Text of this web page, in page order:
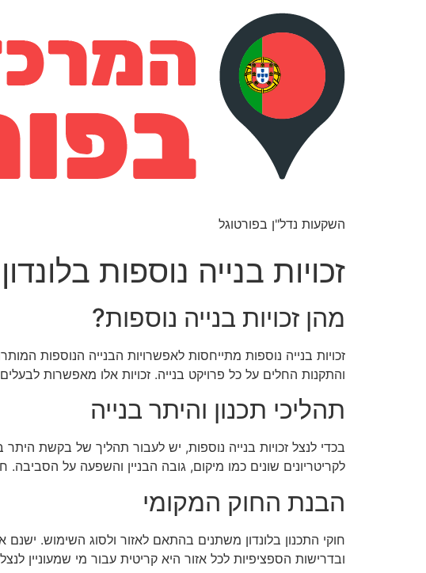
השקעות נדל"ן בפורטוגל
זכויות בנייה נוספות
מהן זכויות בנייה נוספות?
זכויות בנייה נוספות מתייחסות לאפשרויות הבנייה הנוספות
והתקנות החלים על כל פרויקט בנייה. זכויות אלו מאפשרות
תהליכי תכנון והיתר בנייה
בכדי לנצל זכויות בנייה נוספות, יש לעבור תהליך של בקשת
לקריטריונים שונים כמו מיקום, גובה הבניין והשפעה על
הבנת החוק המקומי
חוקי התכנון בלונדון משתנים בהתאם לאזור ולסוג השימוש.
ובדרישות הספציפיות לכל אזור היא קריטית עבור מי שמעוניין